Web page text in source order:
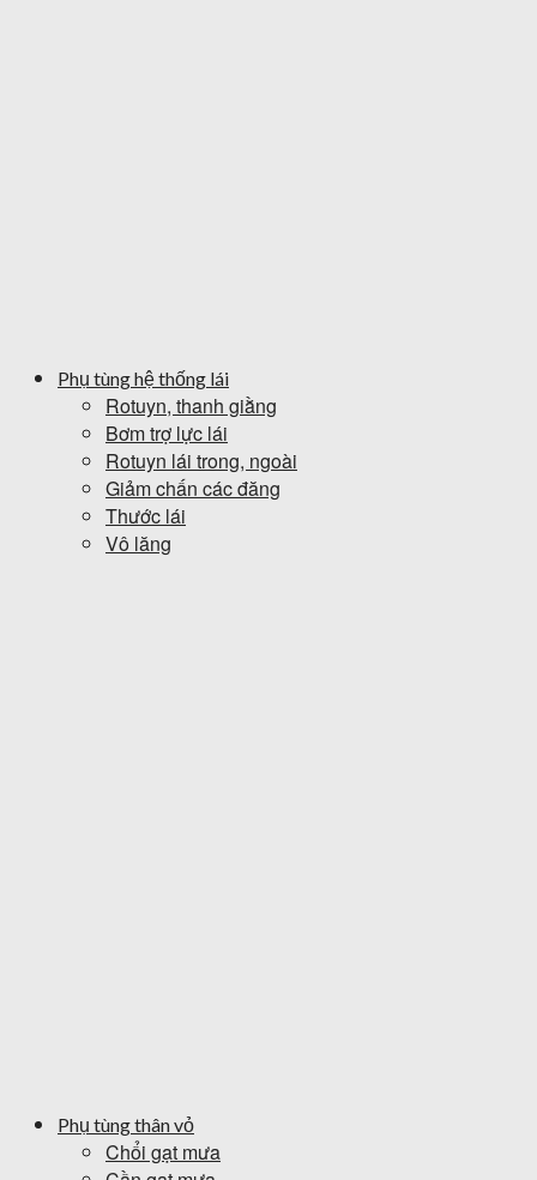
Phụ tùng hệ thống lái
Rotuyn, thanh giằng
Bơm trợ lực lái
Rotuyn lái trong, ngoài
Giảm chấn các đăng
Thước lái
Vô lăng
Phụ tùng thân vỏ
Chổi gạt mưa